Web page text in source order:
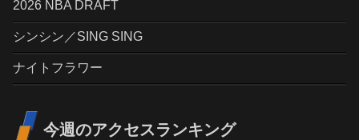
2026 NBA DRAFT
シンシン／SING SING
ナイトフラワー
今週のアクセスランキング